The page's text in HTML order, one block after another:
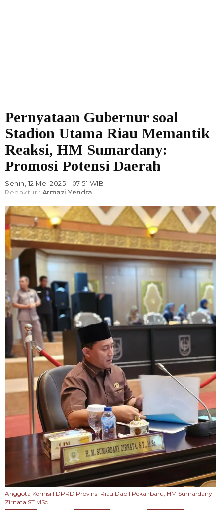
Pernyataan Gubernur soal
Stadion Utama Riau Memantik
Reaksi, HM Sumardany:
Promosi Potensi Daerah
Senin, 12 Mei 2025 - 07:51 WIB
Redaktur : Armazi Yendra
Anggota Komisi I DPRD Provinsi Riau Dapil Pekanbaru, HM Sumardany
Zirnata ST MSc.